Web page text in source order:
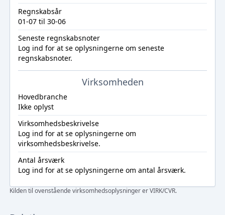
Regnskabsår
01-07 til 30-06
Seneste regnskabsnoter
Log ind for at se oplysningerne om seneste
regnskabsnoter.
Virksomheden
Hovedbranche
Ikke oplyst
Virksomhedsbeskrivelse
Log ind for at se oplysningerne om
virksomhedsbeskrivelse.
Antal årsværk
Log ind for at se oplysningerne om antal årsværk.
Kilden til ovenstående virksomhedsoplysninger er VIRK/CVR.